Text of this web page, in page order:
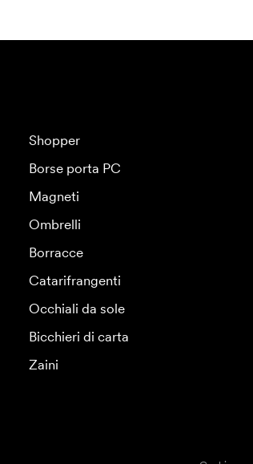
Shopper
Borse porta PC
Magneti
Ombrelli
Borracce
Catarifrangenti
Occhiali da sole
Bicchieri di carta
Zaini